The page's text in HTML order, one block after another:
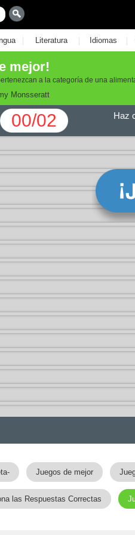
| Literatura | Idiomas |
mejor!
a la categoría de una
Monsseratt
00/02
Haz
Juegos de mejor
las Respuestas Correctas